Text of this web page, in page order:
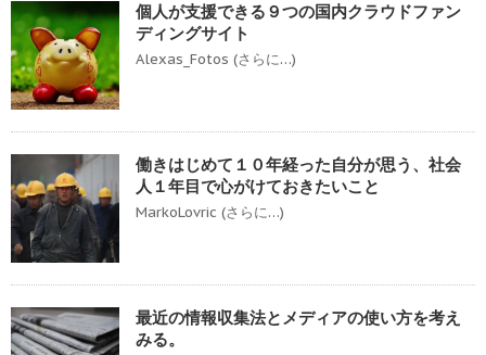
個人が支援できる９つの国内クラウドファン
ディングサイト
Alexas_Fotos (さらに…)
働きはじめて１０年経った自分が思う、社会
人１年目で心がけておきたいこと
MarkoLovric (さらに…)
最近の情報収集法とメディアの使い方を考え
みる。